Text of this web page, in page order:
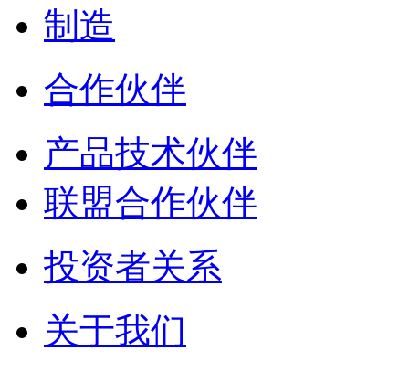
制造
合作伙伴
产品技术伙伴
联盟合作伙伴
投资者关系
关于我们